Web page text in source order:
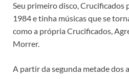
Seu primeiro disco, Crucificados
1984 e tinha músicas que se
como a própria Crucificados,
Morrer.
A partir da segunda metade dos